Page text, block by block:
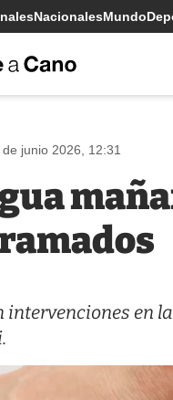
NacionalesMundo
junio 2026, 12:31
intervenciones en